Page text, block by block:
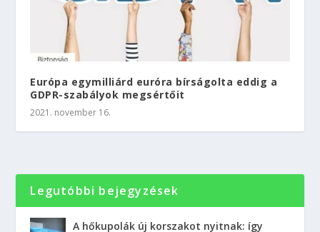
Európa egymilliárd euróra bírságolta eddig a
GDPR-szabályok megsértőit
2021. november 16.
Legutóbbi bejegyzések
A hőkupolák új korszakot nyitnak: így